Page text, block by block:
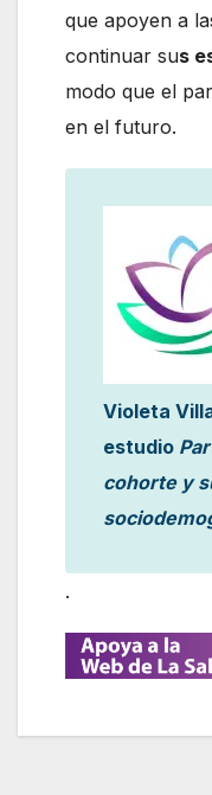
que apoyen a
continuar sus
modo que el
en el futuro.
Violeta
estudio
cohorte y
.